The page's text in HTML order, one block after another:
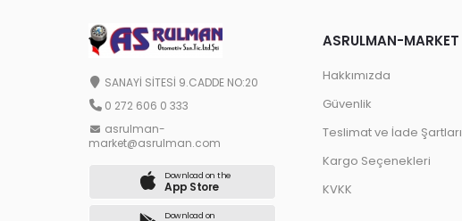
SANAYİ SİTESİ 9.CADDE NO:20
0 272 606 0 333
asrulman-
market@asrulman.com
Download on the
App Store
Download on
ASRULMAN-MARKET
Hakkımızda
Güvenlik
Teslimat ve İade Şartları
Kargo Seçenekleri
KVKK